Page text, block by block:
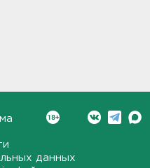
данных